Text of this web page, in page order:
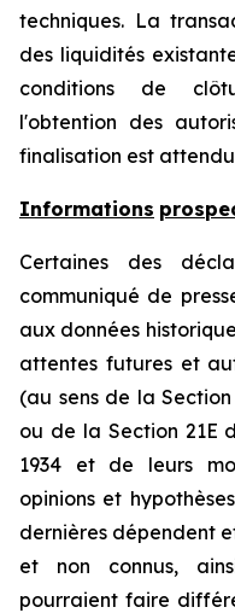
techniques. La
des liquidités
conditions de
l'obtention des
finalisation est
Informations
Certaines des
communiqué de
aux données
attentes futures et
(au sens de la
ou de la Section 21E
1934 et de leurs
opinions et
dernières dépendent
et non connus,
pourraient faire